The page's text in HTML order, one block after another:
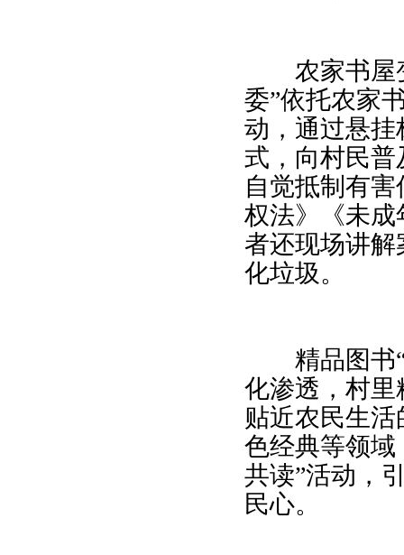
农家书屋变
委”依托农家
动，通过悬
式，向村民
自觉抵制有
权法》《未
者还现场讲
化垃圾。
精品图书“
化渗透，村
贴近农民生
色经典等领域
共读”活动，
民心。